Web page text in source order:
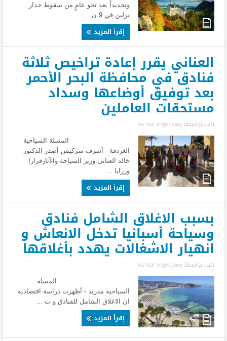
وتحديداً بعد نحو عامٍ من سقوط جدار
برلين في 9 ن ...
إقرأ المزيد
العناني يقرر إعادة تراخيص ثلاثة
فنادق في محافظة البحر الأحمر
بعد توفيق أوضاعها وسداد
مستحقات العاملين
كتب بواسطةAshraf elgedawy
|
المسلة السياحية
الغردقة - أشرف سركيس أصدر الدكتور
خالد العناني وزير السياحة والآثارقرارا
وزرايا ...
إقرأ المزيد
بسبب الاغلاق الشامل فنادق
وسياحة أسبانيا تدخل الانعاش و
انهيار الاشغالات يهدد بأغلاقها
كتب بواسطةAshraf elgedawy
|
المسلة
السياحية مدريد - أظهرت دراسة اقتصادية
ان الاغلاق الشامل للفنادق و ت ...
إقرأ المزيد